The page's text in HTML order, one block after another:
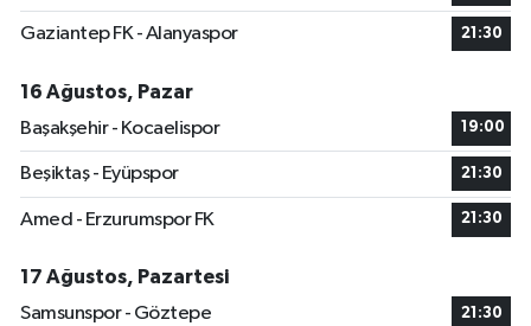
Gaziantep FK - Alanyaspor 21:30
16 Ağustos, Pazar
Başakşehir - Kocaelispor
19:00
Beşiktaş - Eyüpspor 21:30
Amed - Erzurumspor FK 21:30
17 Ağustos, Pazartesi
Samsunspor - Göztepe
21:30